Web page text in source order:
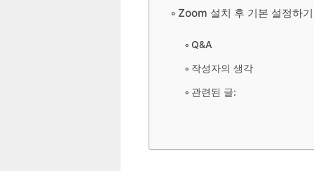
Zoom 설치 후 기본 설정하기
Q&A
작성자의 생각
관련된 글: